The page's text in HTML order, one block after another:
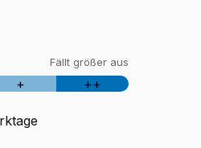
Fällt größer aus
+ ++